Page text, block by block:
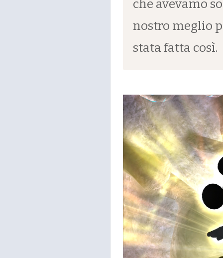
che avevamo
nostro meglio
stata fatta così.